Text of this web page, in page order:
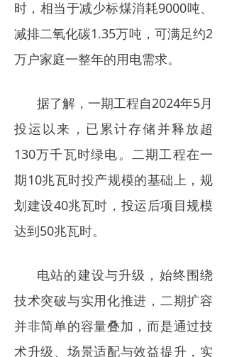
时，相当于减少标煤消耗9000吨、
减排二氧化碳1.35万吨，可满足约2
万户家庭一整年的用电需求。
据了解，一期工程自2024年5月
投运以来，已累计存储并释放超
130万千瓦时绿电。二期工程在一
期10兆瓦时投产规模的基础上，规
划建设40兆瓦时，投运后项目规模
达到50兆瓦时。
电站的建设与升级，始终围绕
技术突破与实用化推进，二期扩容
并非简单的容量叠加，而是通过技
术升级、场景适配与效益提升，实